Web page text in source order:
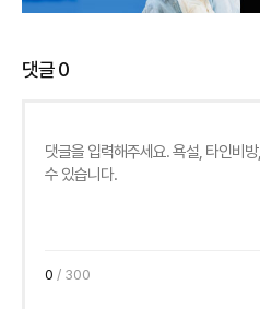
댓글0
0 / 300